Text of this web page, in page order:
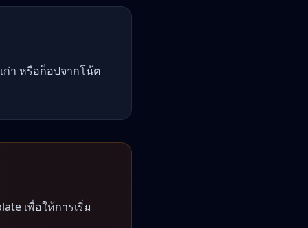
า หรือก็อปจากโน้ต
เพื่อให้การเริ่ม